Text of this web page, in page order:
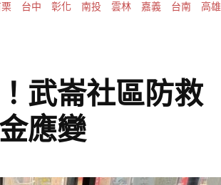
台中 彰化 南投 雲林 嘉義 台南 高雄
武崙社區防救
應變